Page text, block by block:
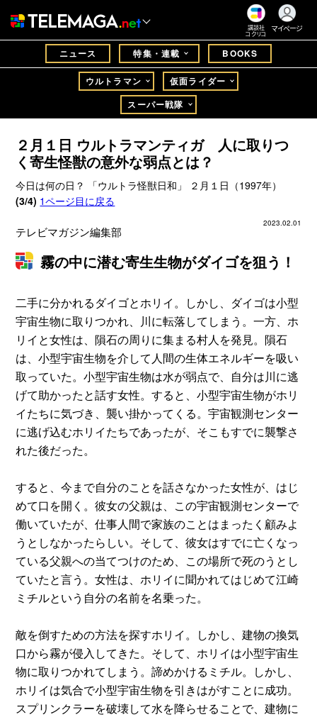
講談社
コクリコ
マイページ
ニュース 特集・連載 BOOKS
ウルトラマン
仮面ライダー
スーパー戦隊
２月１日 ウルトラマンティガ 人に取りつ
く寄生怪獣の意外な弱点とは？
今日は何の日？ 「ウルトラ怪獣日和」 ２月１日（1997年）
(3/4) 1ページ目に戻る
2023.02.01
テレビマガジン編集部
霧の中に潜む寄生生物がダイゴを狙う！
二手に分かれるダイゴとホリイ。しかし、ダイゴは小型
宇宙生物に取りつかれ、川に転落してしまう。一方、ホ
リイと女性は、隕石の周りに集まる村人を発見。隕石
は、小型宇宙生物を介して人間の生体エネルギーを吸い
取っていた。小型宇宙生物は水が弱点で、自分は川に逃
げて助かったと話す女性。すると、小型宇宙生物がホリ
イたちに気づき、襲い掛かってくる。宇宙観測センター
に逃げ込むホリイたちであったが、そこもすでに襲撃さ
れた後だった。
すると、今まで自分のことを話さなかった女性が、はじ
めて口を開く。彼女の父親は、この宇宙観測センターで
働いていたが、仕事人間で家族のことはまったく顧みよ
うとしなかったらしい。そして、彼女はすでに亡くなっ
ている父親への当てつけのため、この場所で死のうとし
ていたと言う。女性は、ホリイに聞かれてはじめて江崎
ミチルという自分の名前を名乗った。
敵を倒すための方法を探すホリイ。しかし、建物の換気
口から霧が侵入してきた。そして、ホリイは小型宇宙生
物に取りつかれてしまう。諦めかけるミチル。しかし、
ホリイは気合で小型宇宙生物を引きはがすことに成功。
スプリンクラーを破壊して水を降らせることで、建物に